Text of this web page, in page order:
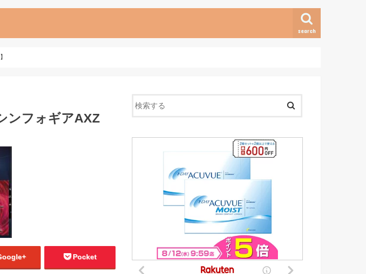
search
ンフォギアAXZ
Pocket